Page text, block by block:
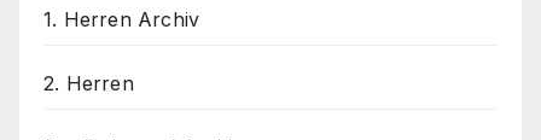
1. Herren Archiv
2. Herren